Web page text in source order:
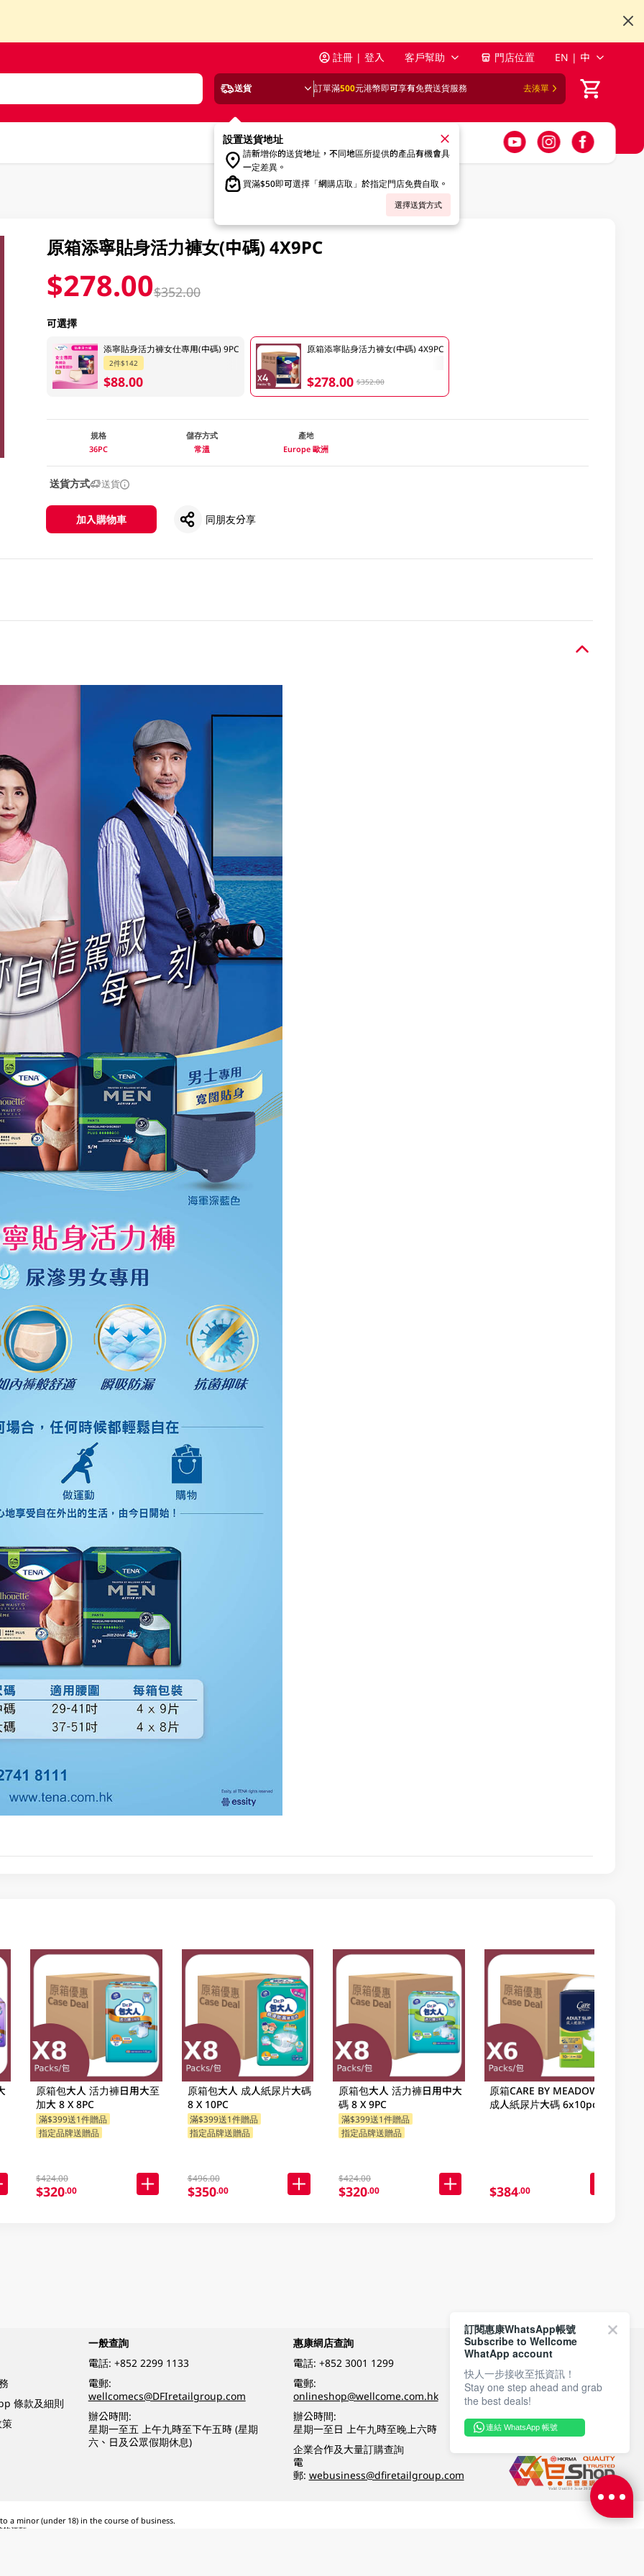
註冊 | 登入 客戶幫助 門店位置 EN | 中
送貨 訂單滿500元港幣即可享有免費送貨服務 去湊單
設置送貨地址
請新增你的送貨地址，不同地區所提供的產品有機會具
一定差異。
買滿$50即可選擇「網購店取」於指定門店免費自取。
選擇送貨方式
原箱添寧貼身活力褲女(中碼) 4X9PC
$278.00$352.00
可選擇
添寧貼身活力褲女仕專用(中碼) 9PC
2件$142
$88.00
原箱添寧貼身活力褲女(中碼) 4X9PC
$278.00 $352.00
規格
36PC
儲存方式
常溫
產地
Europe 歐洲
送貨方式 送貨
加入購物車 同朋友分享
原箱包大人 活力褲日用大至
加大 8 X 8PC
滿$399送1件贈品
指定品牌送贈品
$424.00
$320.00
原箱包大人 成人紙尿片大碼
8 X 10PC
滿$399送1件贈品
指定品牌送贈品
$496.00
$350.00
原箱包大人 活力褲日用中大
碼 8 X 9PC
滿$399送1件贈品
指定品牌送贈品
$424.00
$320.00
原箱CARE BY MEADOWS
成人紙尿片大碼 6x10pc
$384.00
條款及細則
一般查詢
電話: +852 2299 1133
電郵:
wellcomecs@DFIretailgroup.com
辦公時間:
星期一至五 上午九時至下午五時 (星期
六、日及公眾假期休息)
惠康網店查詢
電話: +852 3001 1299
電郵:
onlineshop@wellcome.com.hk
辦公時間:
星期一至日 上午九時至晚上六時
企業合作及大量訂購查詢
電
郵: webusiness@dfiretailgroup.com
付款方式
關注我們
minor (under 18) in the course of business.
酒類。
訂閱惠康WhatsApp帳號
Subscribe to Wellcome
WhatApp account
快人一步接收至抵資訊！
Stay one step ahead and grab
the best deals!
連結 WhatsApp 帳號